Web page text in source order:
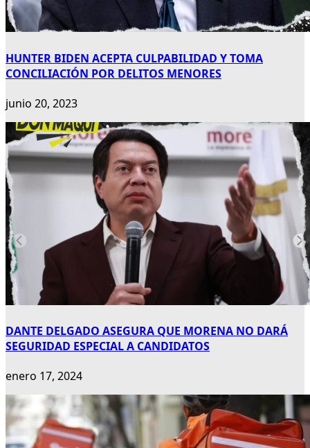
HUNTER BIDEN ACEPTA CULPABILIDAD Y TOMA
CONCILIACIÓN POR DELITOS MENORES
junio 20, 2023
DANTE DELGADO ASEGURA QUE MORENA NO DARÁ
SEGURIDAD ESPECIAL A CANDIDATOS
enero 17, 2024